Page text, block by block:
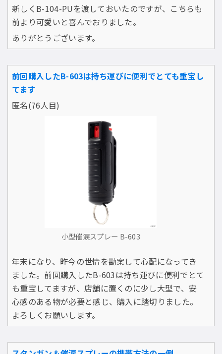
新しくB-104-PUを渡しておいたのですが、こちらも
前より可愛いと喜んでおりました。
ありがとうございます。
前回購入したB-603は持ち運びに便利でとても重宝し
てます
匿名(76人目)
小型催涙スプレー B-603
年末になり、昨今の世情を勘案して心配になってき
ました。前回購入したB-603は持ち運びに便利でとて
も重宝してますが、店舗に置くのに少し大型で、安
心感のある物が必要と感じ、購入に踏切りました。
よろしくお願いします。